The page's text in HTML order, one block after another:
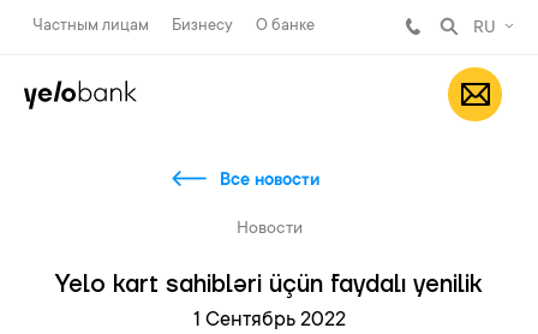
Частным лицам Бизнесу О банке RU
Все новости
Новости
Yelo kart sahibləri üçün faydalı yenilik
1 Сентябрь 2022